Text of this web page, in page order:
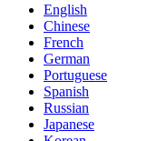
English
Chinese
French
German
Portuguese
Spanish
Russian
Japanese